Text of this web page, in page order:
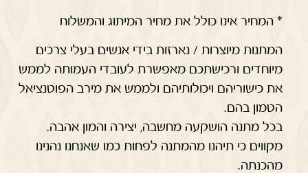
* המחיר אינו כולל את מחיר המיתוג והמשלוח
המתנות מיוצרות / נארזות בידי אנשים בעלי צרכים
מיוחדים ורכישתכם מאפשרת לעובדי העמותה לממש
את כישוריהם ויכולותיהם ולממש את מירב הפוטנציאל
הטמון בהם.
בכל מתנה הושקעה מחשבה, יצירה והמון אהבה.
מקווים כי תיהנו מהמתנה לפחות כמו שאנחנו נהנינו
מהכנתה.